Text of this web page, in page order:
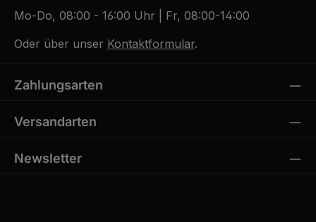
Mo-Do, 08:00 - 16:00 Uhr | Fr, 08:00-14:00
Oder über unser Kontaktformular.
Zahlungsarten
Versandarten
Newsletter